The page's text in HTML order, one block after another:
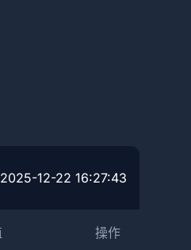
2025-12-22 16:27:43
操作